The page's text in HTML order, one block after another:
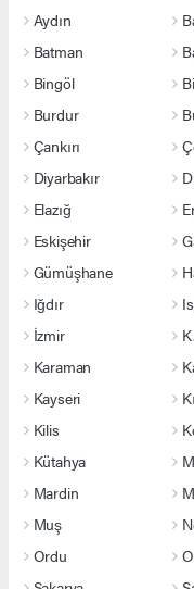
Aydın
Batman
Bingöl
Burdur
Çankırı
Diyarbakır
Elazığ
Eskişehir
Gümüşhane
Iğdır
İzmir
Karaman
Kayseri
Kilis
Kütahya
Mardin
Muş
Ordu